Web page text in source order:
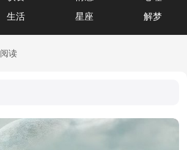
生活 星座 解梦
阅读